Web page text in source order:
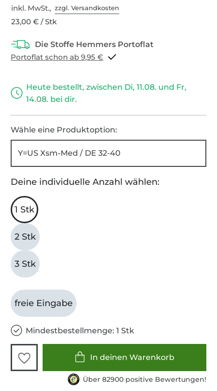
inkl. MwSt.,zzgl. Versandkosten
23,00 € / Stk
Portoflat schon ab 9,95 €
Heute bestellt, zwischen Di, 11.08. und Fr,
14.08. bei dir.
Wähle eine Produktoption:
Y=US Xsm-Med / DE 32-40
Deine individuelle Anzahl wählen:
1 Stk
2 Stk
3 Stk
freie Eingabe
Mindestbestellmenge: 1 Stk
In deinen Warenkorb
Über 82900 positive Bewertungen!